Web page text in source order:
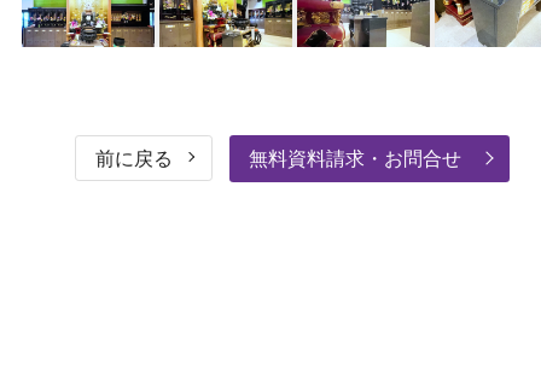
前に戻る 無料資料請求・お問合せ